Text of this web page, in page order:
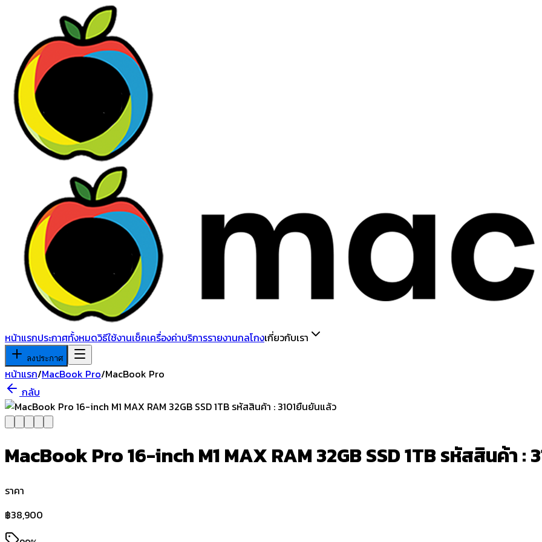
หน้าแรกประกาศทั้งหมดวิธีใช้งานเช็คเครื่องค่าบริการรายงานกลโกงเกี่ยวกับเรา
ลงประกาศ
หน้าแรก/MacBook Pro/MacBook Pro
กลับ
ยืนยันแล้ว
MacBook Pro 16-inch M1 MAX RAM 32GB SSD 1TB รหัสสินค้า :
ราคา
฿38,900